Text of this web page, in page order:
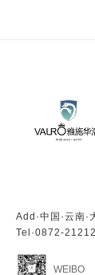
Add·中国·云南·
Tel·0872-
WEIBO